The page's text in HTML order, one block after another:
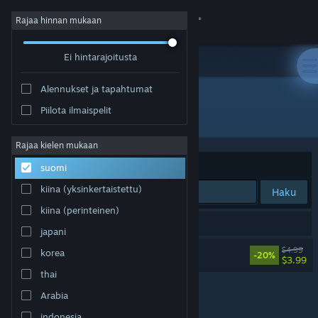
Kirjaudu sisään
Tietoa
Tuki
Vaihda kieli
Hanki Steam-mobiilisovellus
Näytä työpöytäsivusto
Rajaa hinnan mukaan
Ei hintarajoitusta
Alennukset ja tapahtumat
Piilota ilmaispelit
Rajaa kielen mukaan
suomi
kiina (yksinkertaistettu)
kiina (perinteinen)
japani
korea
thai
Arabia
Kehittäjä: Remancer
Järjestelyperuste
Haku
-20%
$4.99
$3.99